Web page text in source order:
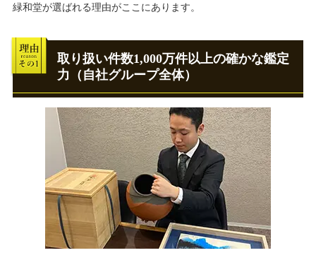
緑和堂が選ばれる理由がここにあります。
取り扱い件数1,000万件以上の確かな鑑定
力（自社グループ全体）